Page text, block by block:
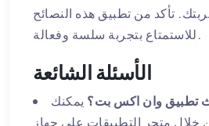
تأكد من تطبيق هذه النصائح
للاستمتاع بتجربة سلسة وفعالة.
الأسئلة الشائعة
تطبيق وان اكس بت؟ يمكنك
خلال متجر التطبيقات على جهاز